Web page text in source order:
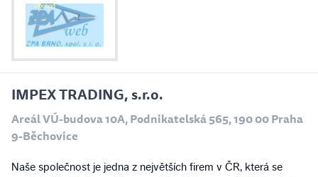
IMPEX TRADING, s.r.o.
Areál VÚ-budova 10A, Podnikatelská 565, 190 00 Praha
9-Běchovice
Naše společnost je jedna z největších firem v ČR, která se